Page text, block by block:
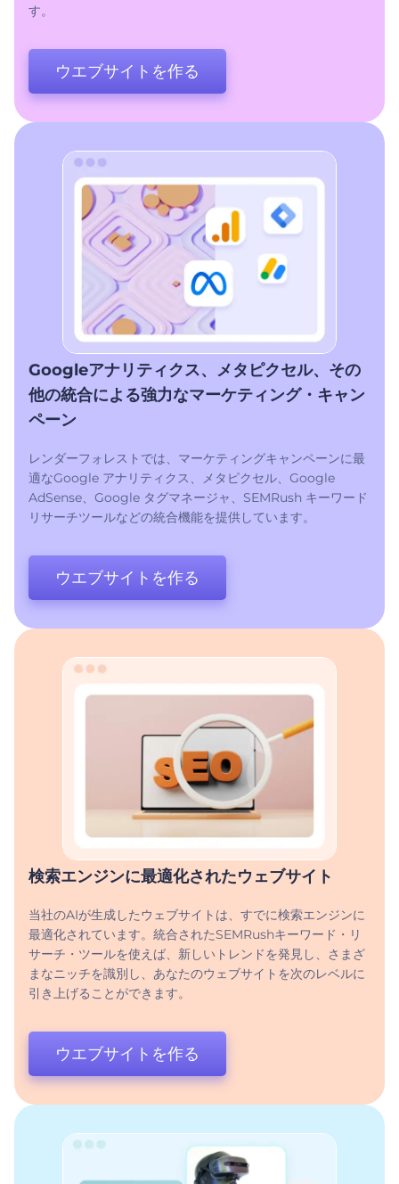
す。
ウエブサイトを作る
Googleアナリティクス、メタピクセル、その
他の統合による強力なマーケティング・キャン
ペーン
レンダーフォレストでは、マーケティングキャンペーンに最
適なGoogle アナリティクス、メタピクセル、Google
AdSense、Google タグマネージャ、SEMRush キーワード
リサーチツールなどの統合機能を提供しています。
ウエブサイトを作る
検索エンジンに最適化されたウェブサイト
当社のAIが生成したウェブサイトは、すでに検索エンジンに
最適化されています。統合されたSEMRushキーワード・リ
サーチ・ツールを使えば、新しいトレンドを発見し、さまざ
まなニッチを識別し、あなたのウェブサイトを次のレベルに
引き上げることができます。
ウエブサイトを作る